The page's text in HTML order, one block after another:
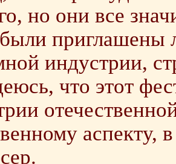
но они все
приглашены
индустрии,
что этот
аспекту,